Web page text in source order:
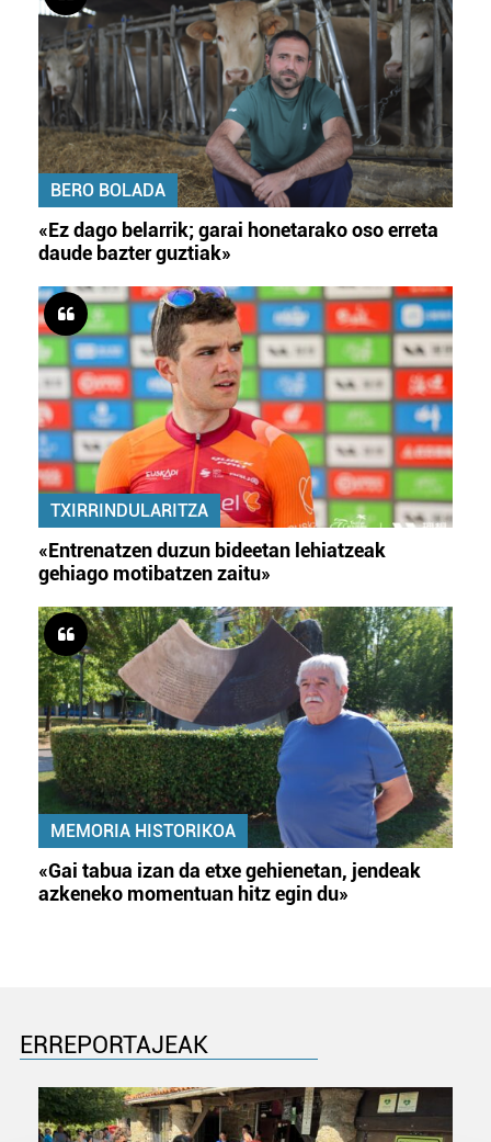
BERO BOLADA
«Ez dago belarrik; garai honetarako oso erreta
daude bazter guztiak»
TXIRRINDULARITZA
«Entrenatzen duzun bideetan lehiatzeak
gehiago motibatzen zaitu»
MEMORIA HISTORIKOA
«Gai tabua izan da etxe gehienetan, jendeak
azkeneko momentuan hitz egin du»
ERREPORTAJEAK